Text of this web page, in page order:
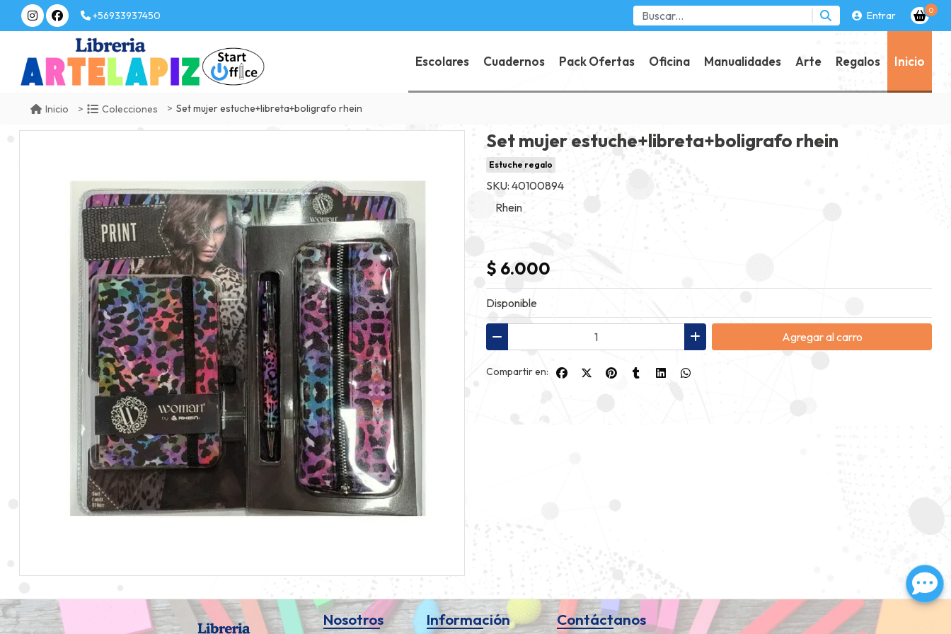
+56933937450 Entrar 0
Escolares Cuadernos Pack Ofertas Oficina Manualidades Arte Regalos Inicio
Inicio Colecciones Set mujer estuche+libreta+boligrafo rhein
Set mujer estuche+libreta+boligrafo rhein
Estuche regalo
SKU: 40100894
Rhein
$ 6.000
Disponible
Agregaral carro
Compartir en:
Nosotros Información Contáctanos